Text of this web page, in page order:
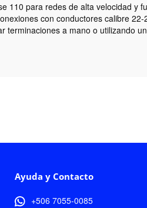
110 para redes de alta velocidad y
con conductores calibre
terminaciones a mano o utilizando
Ayuda y Contacto
+506 7055-0085